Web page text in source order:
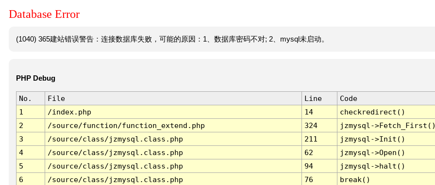
Database Error
(1040) 365建站错误警告：连接数据库失败，可能的原因：1、数据库密码不对; 2、mysql未启动。
PHP Debug
No. File Line
Code
1
/index.php 14
checkredirect()
2
/source/function/function_extend.php 324
jzmysql-
3
/source/class/jzmysql.class.php 211
jzmysql->Init()
4
/source/class/jzmysql.class.php 62
jzmysql->Open()
5
/source/class/jzmysql.class.php 94
jzmysql->halt()
6
/source/class/jzmysql.class.php 76 break()